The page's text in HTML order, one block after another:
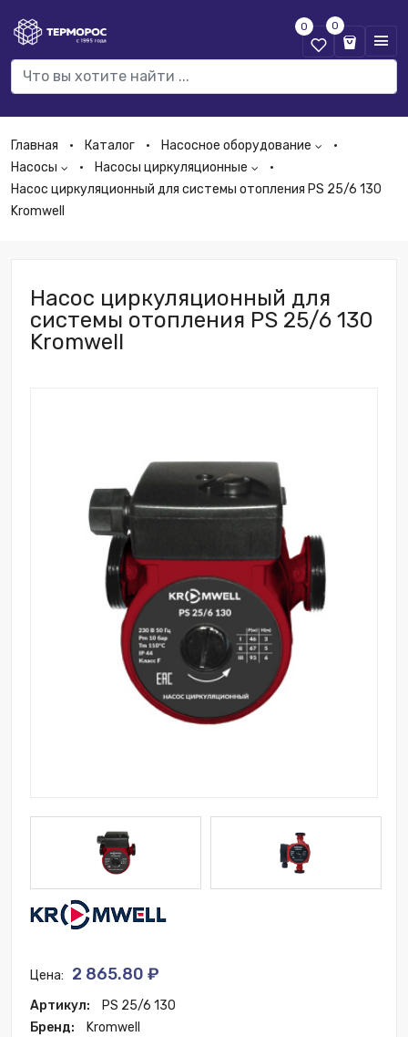
0 0
Главная Каталог
Насосное оборудование
Насосы
Насосы циркуляционные
Насос циркуляционный для системы отопления PS 25/6 130
Kromwell
Насос циркуляционный для
системы отопления PS 25/6 130
Kromwell
Цена: 2 865.80 ₽
Артикул:
PS 25/6 130
Бренд:
Kromwell